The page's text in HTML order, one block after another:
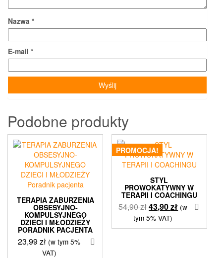
Nazwa *
E-mail *
Podobne produkty
TERAPIA ZABURZENIA
OBSESYJNO-
KOMPULSYJNEGO
DZIECI I MŁODZIEŻY
PORADNIK PACJENTA
23,99zł (w tym 5%
VAT)
PROMOCJA!
STYL
PROWOKATYWNY W
TERAPII I COACHINGU
54,90złPierwotna
cena
wynosiła:
43,90złAktualna
wynosi:
(w
tym 5% VAT)